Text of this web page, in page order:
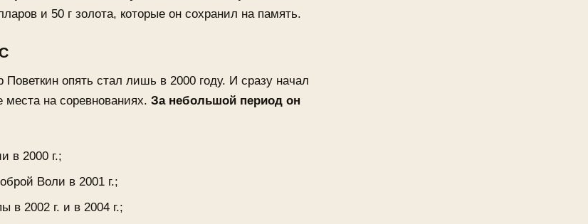
и 50 г золота, которые он сохранил на память.
Поветкин опять стал лишь в 2000 году. И сразу начал
места на соревнованиях. За небольшой период он
в 2000 г.;
Воли в 2001 г.;
в 2002 г. и в 2004 г.;